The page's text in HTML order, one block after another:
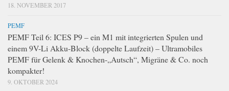
18. NOVEMBER 2017
PEMF
PEMF Teil 6: ICES P9 – ein M1 mit integrierten Spulen und
einem 9V-Li Akku-Block (doppelte Laufzeit) – Ultramobiles
PEMF für Gelenk & Knochen-„Autsch“, Migräne & Co. noch
kompakter!
9. OKTOBER 2024